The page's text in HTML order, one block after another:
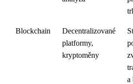
Blockchain
Decentralizované
platformy,
kryptoměny
a